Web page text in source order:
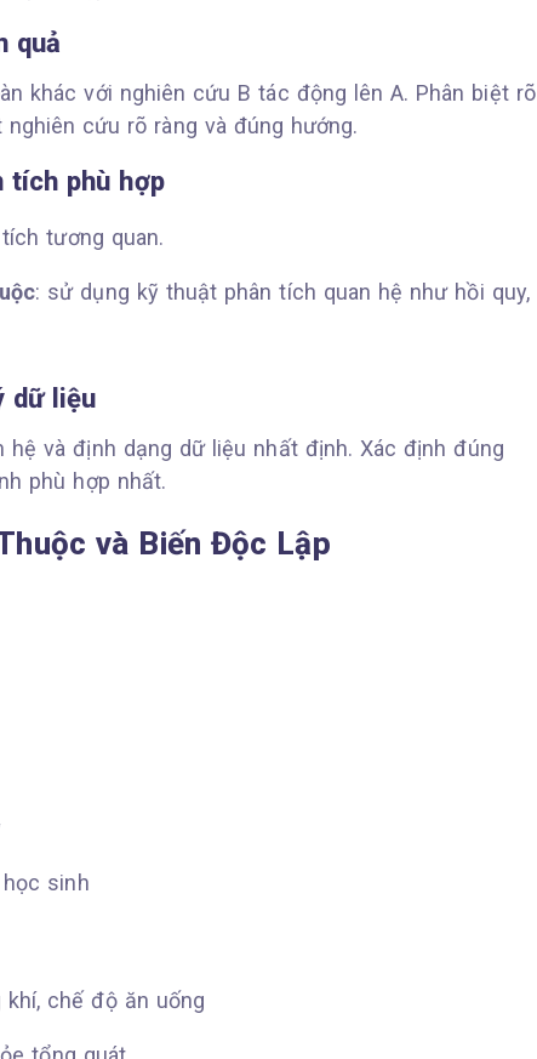
quả
khác với nghiên cứu B tác động lên A. Phân biệt rõ
cứu rõ ràng và đúng hướng.
tích phù hợp
tương quan.
: sử dụng kỹ thuật phân tích quan hệ như hồi quy,
dữ liệu
và định dạng dữ liệu nhất định. Xác định đúng
phù hợp nhất.
và Biến Độc Lập
sinh
chế độ ăn uống